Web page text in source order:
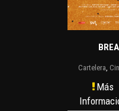
Cartelera
Más